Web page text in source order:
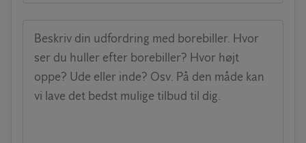
Beskriv din udfordring med borebiller. Hvor
ser du huller efter borebiller? Hvor højt
oppe? Ude eller inde? Osv. På den måde kan
vi lave det bedst mulige tilbud til dig.